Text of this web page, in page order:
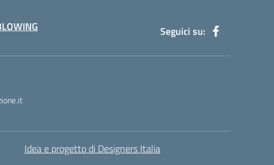
Seguici su:
Idea e progetto di Designers Italia